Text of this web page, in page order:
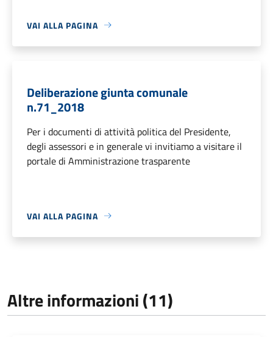
VAI ALLA PAGINA
Deliberazione giunta comunale
n.71_2018
Per i documenti di attività politica del Presidente,
degli assessori e in generale vi invitiamo a visitare il
portale di Amministrazione trasparente
VAI ALLA PAGINA
Altre informazioni (11)